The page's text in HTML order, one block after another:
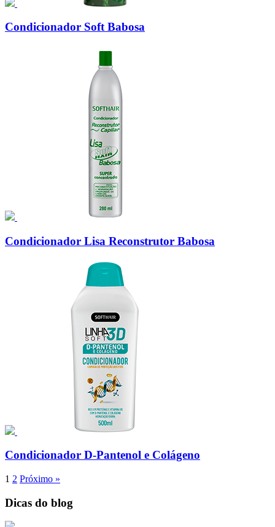
Condicionador Soft Babosa
Condicionador Lisa Reconstrutor Babosa
Condicionador D-Pantenol e Colágeno
1 2 Próximo »
Dicas do blog